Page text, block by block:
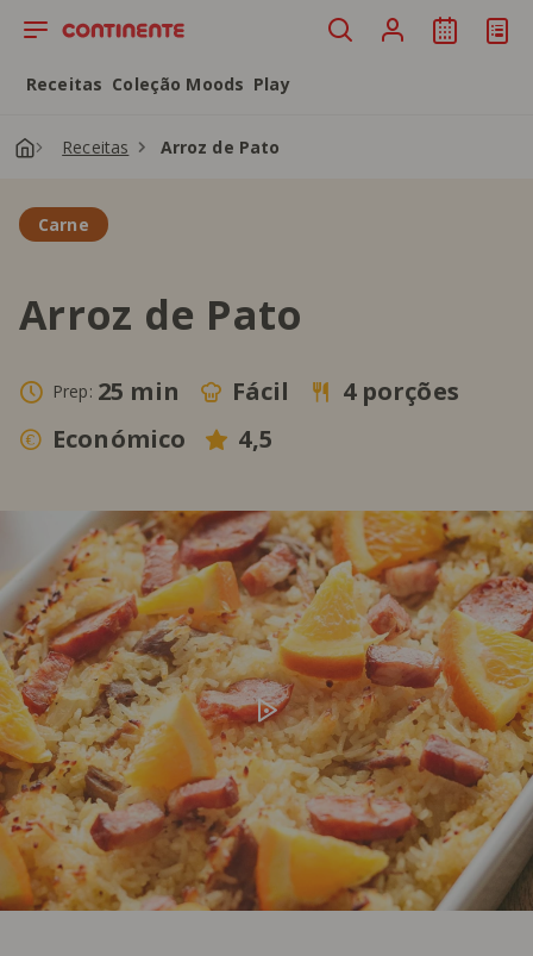
Saltar para o conteúdo principal
Receitas Coleção Moods Play
Receitas Arroz de Pato
Carne
Arroz de Pato
Prep: 25 min Fácil
4 porções
Económico
4,5